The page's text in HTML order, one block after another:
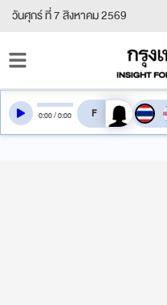
วันศุกร์ ที่ 7 สิงหาคม 2569
0:00/0:00 สลับเสียงอ่าน